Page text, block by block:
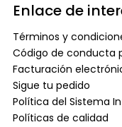
Enlace de
Términos y
Código de conducta
Facturación
Sigue tu pedido
Política del Sistema
Políticas de calidad